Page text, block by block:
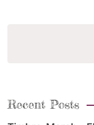
Recent Posts